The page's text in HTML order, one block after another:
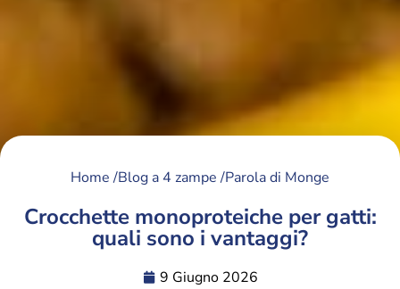
Home /Blog a 4 zampe /Parola di Monge
Crocchette monoproteiche per gatti:
quali sono i vantaggi?
9 Giugno 2026